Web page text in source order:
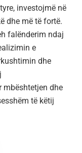
investojmë në
dhe më të fortë.
falënderim ndaj
e
dhe
mbështetjen dhe
të këtij